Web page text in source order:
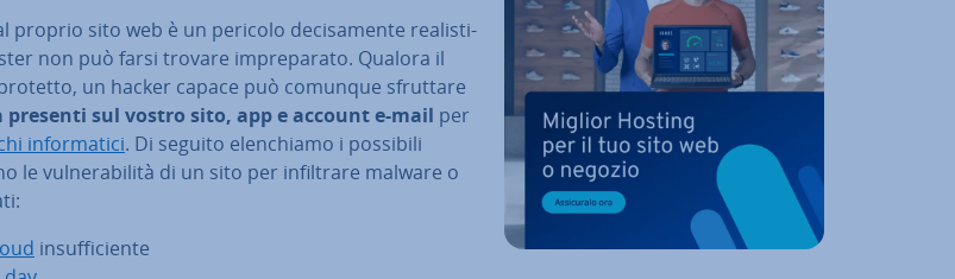
proprio sito web è un pericolo de­ci­sa­men­te rea­li­sti­
non può farsi trovare im­pre­pa­ra­to. Qualora il
un hacker capace può comunque sfruttare
presenti sul vostro sito, app e account e-mail per
in­for­ma­ti­ci. Di seguito elen­chia­mo i possibili
le vul­ne­ra­bi­li­tà di un sito per in­fil­tra­re malware o
in­suf­fi­cien­te